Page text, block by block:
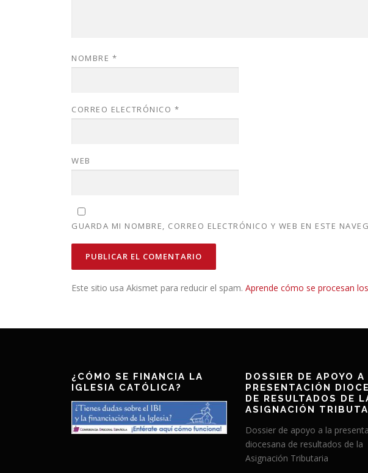
NOMBRE *
CORREO ELECTRÓNICO *
WEB
GUARDA MI NOMBRE, CORREO ELECTRÓNICO Y WEB EN ESTE
Este sitio usa Akismet para reducir el spam. Aprende cómo se procesan
¿CÓMO SE FINANCIA LA
IGLESIA CATÓLICA?
DOSSIER DE APOYO A
PRESENTACIÓN
DE RESULTADOS DE
ASIGNACIÓN
Dossier de apoyo a la
diocesana de resultados de la
Asignación Tributaria